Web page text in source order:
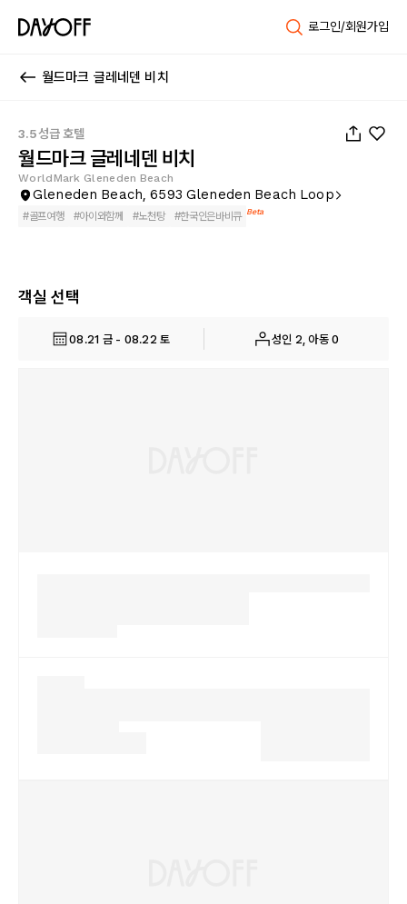
로그인/회원가입
월드마크 글레네덴 비치
3.5성급 호텔
월드마크 글레네덴 비치
WorldMark Gleneden Beach
Gleneden Beach, 6593 Gleneden Beach Loop
#골프여행 #아이와함께 #노천탕 #한국인은바비큐 Beta
객실 선택
08.21 금 - 08.22 토 성인 2, 아동 0